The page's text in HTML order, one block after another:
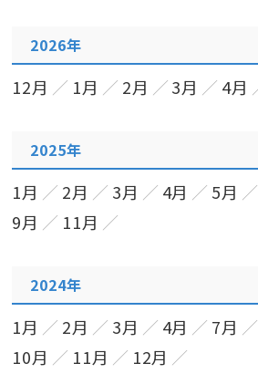
2026年
12月 1月 2月 3月 4月
2025年
1月 2月 3月 4月 5月
9月
11月
2024年
1月 2月 3月 4月 7月
10月
11月 12月